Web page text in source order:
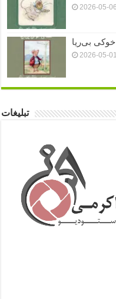
2026-05-06
خوکی بی‌ریا
2026-05-01
تبلیغات